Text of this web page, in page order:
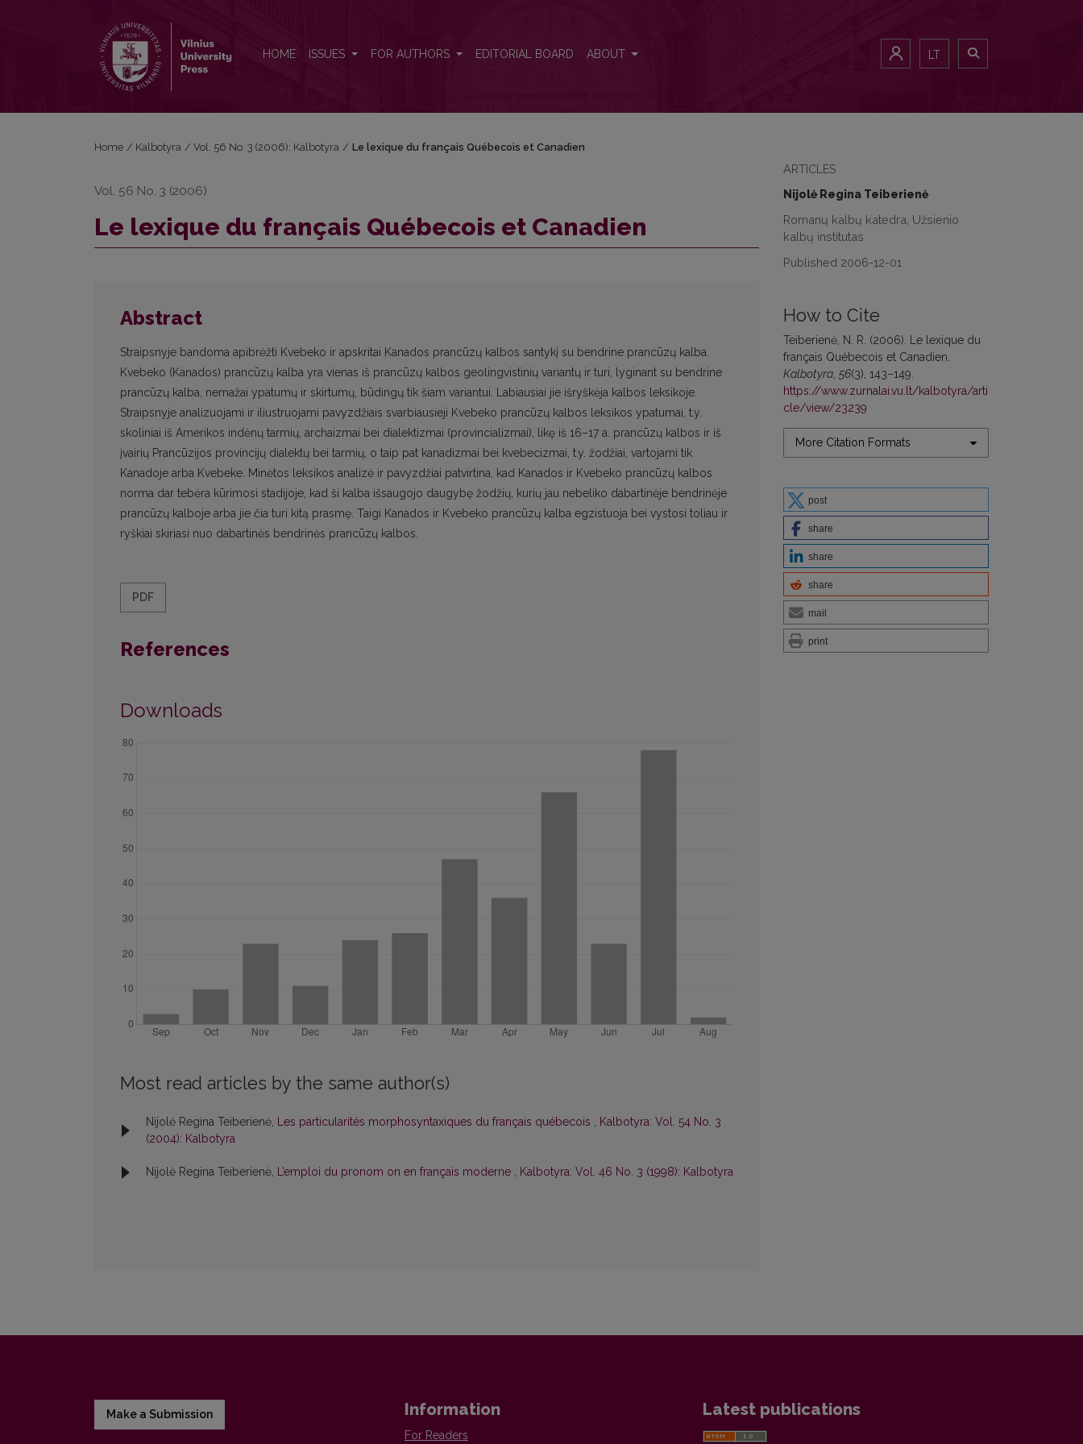
HOME ISSUES FOR AUTHORS EDITORIAL BOARD ABOUT LT
ARTICLES
Nijolė Regina Teiberienė
Romanų kalbų katedra, Užsienio
kalbų institutas
Published 2006-12-01
How to Cite
Teiberienė, N. R. (2006). Le lexique du
français Québecois et Canadien.
Kalbotyra 56(3), 143–149.
https://www.zurnalai.vu.lt/kalbotyra/arti
cle/view/23239
More Citation Formats
post
share
share
share
mail
print
Home / Kalbotyra / Vol. 56 No. 3 (2006): Kalbotyra / Le lexique du français Québecois et Canadien
Vol. 56 No. 3 (2006)
Le lexique du français Québecois et Canadien
Abstract
Straipsnyje bandoma apibrėžti Kvebeko ir apskritai Kanados prancūzų kalbos santykį su bendrine prancūzų kalba.
Kvebeko (Kanados) prancūzų kalba yra vienas iš prancūzų kalbos geolingvistinių variantų ir turi, lyginant su bendrine
prancūzų kalba, nemažai ypatumų ir skirtumų, būdingų tik šiam variantui. Labiausiai jie išryškėja kalbos leksikoje.
Straipsnyje analizuojami ir iliustruojami pavyzdžiais svarbiausieji Kvebeko prancūzų kalbos leksikos ypatumai, t.y.
skoliniai iš Amerikos indėnų tarmių, archaizmai bei dialektizmai (provincializmai), likę iš 16–17 a. prancūzų kalbos ir iš
įvairių Prancūzijos provincijų dialektų bei tarmių, o taip pat kanadizmai bei kvebecizmai, t.y. žodžiai, vartojami tik
Kanadoje arba Kvebeke. Minėtos leksikos analizė ir pavyzdžiai patvirtina, kad Kanados ir Kvebeko prancūzų kalbos
norma dar tebėra kūrimosi stadijoje, kad ši kalba išsaugojo daugybę žodžių, kurių jau nebeliko dabartinėje bendrinėje
prancūzų kalboje arba jie čia turi kitą prasmę. Taigi Kanados ir Kvebeko prancūzų kalba egzistuoja bei vystosi toliau ir
ryškiai skiriasi nuo dabartinės bendrinės prancūzų kalbos.
PDF
References
Downloads
Most read articles by the same author(s)
Nijolė Regina Teiberienė, Les particularités morphosyntaxiques du français québecois , Kalbotyra: Vol. 54 No. 3
(2004): Kalbotyra
Nijolė Regina Teiberienė, L’emploi du pronom on en français moderne , Kalbotyra: Vol. 46 No. 3 (1998): Kalbotyra
Make a Submission Information
For Readers
Latest publications